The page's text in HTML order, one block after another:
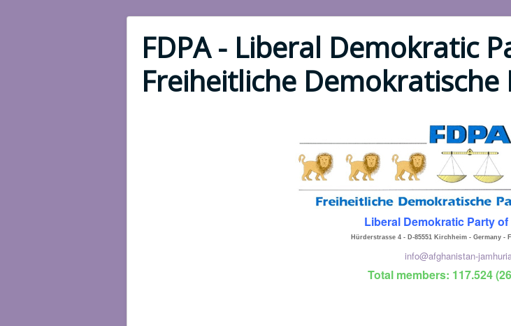
FDPA - Liberal Demokratic
Freiheitliche
Liberal Demokratic Party
Hürderstrasse 4 - D-85551 Kirchheim - Germany -
info@afghanistan-
Total members: 117.524